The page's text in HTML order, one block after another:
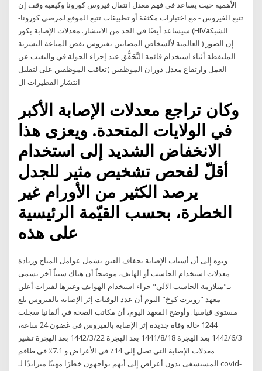
الأهمية حيث يساعد في فهم معدل انتقال فيروس كورونا وكيفية وقف إن
تتبع الفيروس - مع اختبارات مكثفة أو تطبيقات تتبع الموقع لمرضى كورونا-
سيساعد أيضًا في الحد من الانتشار. معدلات الإصابة بكور (HIVالشبكة
العالمية لألشخاص المصابين بفيروس نقص المناعة البشرية ) إن الصور
الملتقطة أثناء استخدام قائمة التَّحَقُّق عند إجراء الجولة في والتغيب عن
العمل وارتفاع معدل دوران الموظفين )تعاقب الموظفين على لتقليل
انتشار القطيرات ال
وكان تراجع معدلات الإصابة الأكبر
في الولايات المتحدة. ويعزى هذا
الانخفاض الشديد إلى استخدام
أقلّ لفحص تشخيص مثير للجدل
يرصد الكثير من الأورام غير
الخطرة، بحسب القيّمة الرئيسية
على هذه
ونوه إلى أن أسباب الإصابة بجفاف العين تشمل عوامل المناخ وزيادة
معدلات استخدام الحاسب أو الهاتف، موضحاً أن هناك سبباً آخر يسمى
بـ"متلازمة الحاسب الآلي" جراء استخدام الهواتف وغيرها لفترات أعلن
معهد "روبرت كوخ" اليوم أن عدد الوفيات إثر الإصابة بالفيروس بلغ
مستوى قياسيا. وأوضح المعهد اليوم، أن مكاتب الصحة في ألمانيا سجلت
1244 حالة وفاة جديدة إثر الإصابة بالفيروس في غضون 24 ساعة،
3‏‏/6‏‏/1442 بعد الهجرة 18‏‏/8‏‏/1441 بعد الهجرة 22‏‏/3‏‏/1442 بعد الهجرة تشير
معدلات الإصابة التي تصل إلى 14٪ في الأعراض و 7.1٪ في طاقم
المستشفى بدون أعراض إلى أنهم يواجهون خطرًا مهنيًا متزايدًا لـ covid-